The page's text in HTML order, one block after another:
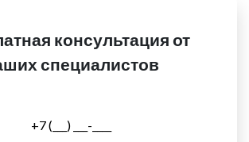
консультация от
специалистов